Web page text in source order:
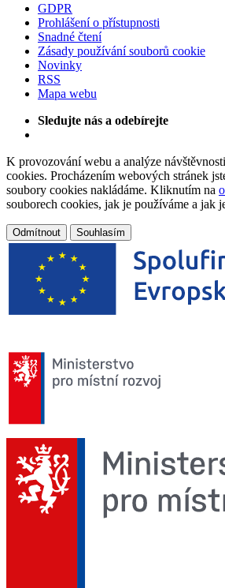
GDPR
Prohlášení o přístupnosti
Snadné čtení
Zásady používání souborů cookie
Novinky
RSS
Mapa webu
Sledujte nás a odebírejte
K provozování webu a analýze
cookies. Procházením webových stránek
soubory cookies nakládáme. Kliknutím na
souborech cookies, jak je používáme a jak
Odmítnout Souhlasím